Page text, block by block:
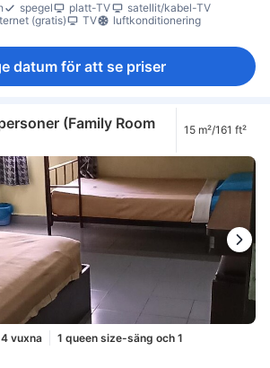
spegel platt-TV
satellit/kabel-TV
(gratis) TV
luftkonditionering
datum för att se priser
(Family Room
15 m²/161 ft²
vuxna
1 queen size-säng och 1